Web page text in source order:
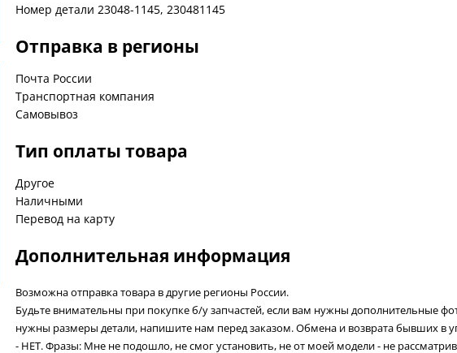
Номер детали 23048-1145, 230481145
Отправка в регионы
Почта России
Транспортная компания
Самовывоз
Тип оплаты товара
Другое
Наличными
Перевод на карту
Дополнительная информация
Возможна отправка товара в другие регионы России.
Будьте внимательны при покупке б/у запчастей, если вам нужны дополнительные
нужны размеры детали, напишите нам перед заказом. Обмена и возврата бывших в
- НЕТ. Фразы: Мне не подошло, не смог установить, не от моей модели - не